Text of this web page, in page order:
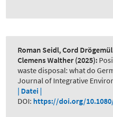
Roman Seidl, Cord
Clemens Walther (2025):
waste disposal: what do
Journal of Integrative
| Datei |
DOI: https://doi.org/10.1080/